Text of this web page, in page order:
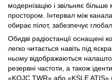
модернізацію і звільняє
простором. Інтервал між
обирає пілот, забезпечує
Обидві радіостанції оснащені
легко читається навіть під
ньому відображаються
резервні частоти, а також
«KOJC TWR» або «KSLE ATIS»